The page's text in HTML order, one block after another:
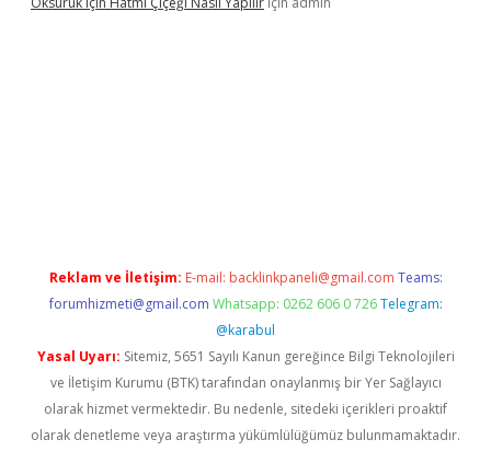
Reklam ve İletişim: E-mail: backlinkpaneli@gmail.com Teams:
forumhizmeti@gmail.com Whatsapp: 0262 606 0 726 Telegram:
@karabul
Yasal Uyarı: Sitemiz, 5651 Sayılı Kanun gereğince Bilgi Teknolojileri
ve İletişim Kurumu (BTK) tarafından onaylanmış bir Yer Sağlayıcı
olarak hizmet vermektedir. Bu nedenle, sitedeki içerikleri proaktif
olarak denetleme veya araştırma yükümlülüğümüz bulunmamaktadır.